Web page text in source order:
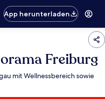
App herunterladen
Freiburg
mit Wellnessbereich sowie